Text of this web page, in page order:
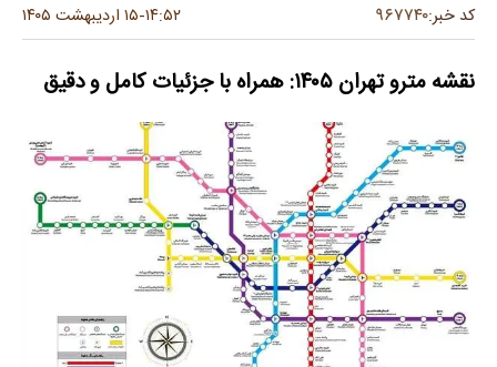
کد خبر:۹۶۷۷۴۰ ۱۴:۵۲-۱۵ اردیبهشت ۱۴۰۵
نقشه مترو تهران ۱۴۰۵: همراه با جزئیات کامل و دقیق